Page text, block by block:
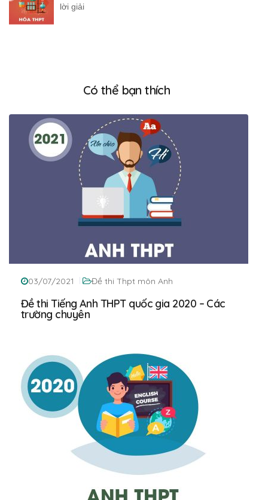
lời giải
Có thể bạn thích
03/07/2021 Đề thi Thpt môn Anh
Đề thi Tiếng Anh THPT quốc gia 2020 – Các
trường chuyên